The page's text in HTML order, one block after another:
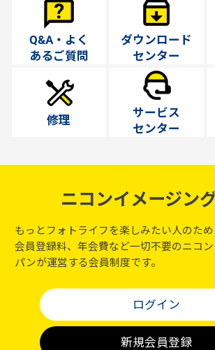
Q&A・よく
あるご質問
ダウンロード
センター
修理
サービス
センター
ニコンイメージン
もっとフォトライフを楽しみたい人のため
会員登録料、年会費など一切不要のニコ
パンが運営する会員制度です。
ログイン
新規会員登録